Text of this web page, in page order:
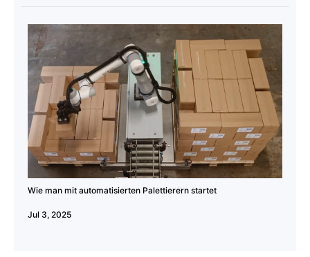
Wie man mit automatisierten Palettierern startet
Jul 3, 2025